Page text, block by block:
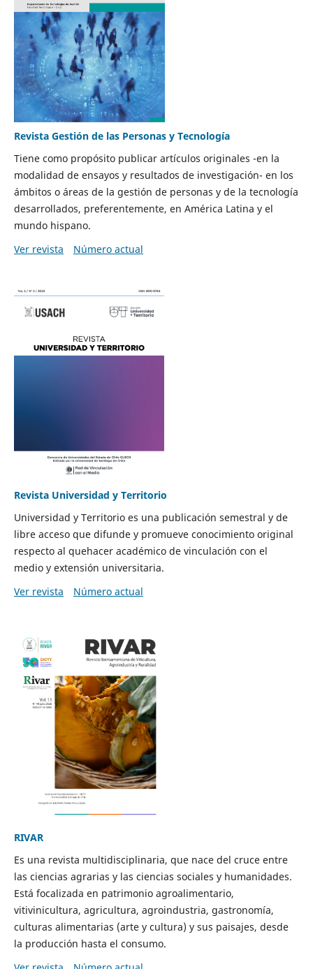
Revista Gestión de las Personas y Tecnología
Tiene como propósito publicar artículos originales -en la
modalidad de ensayos y resultados de investigación- en los
ámbitos o áreas de la gestión de personas y de la tecnología
desarrollados, preferentemente, en América Latina y el
mundo hispano.
Ver revista
Número actual
Revista Universidad y Territorio
Universidad y Territorio es una publicación semestral y de
libre acceso que difunde y promueve conocimiento original
respecto al quehacer académico de vinculación con el
medio y extensión universitaria.
Ver revista
Número actual
RIVAR
Es una revista multidisciplinaria, que nace del cruce entre
las ciencias agrarias y las ciencias sociales y humanidades.
Está focalizada en patrimonio agroalimentario,
vitivinicultura, agricultura, agroindustria, gastronomía,
culturas alimentarias (arte y cultura) y sus paisajes, desde
la producción hasta el consumo.